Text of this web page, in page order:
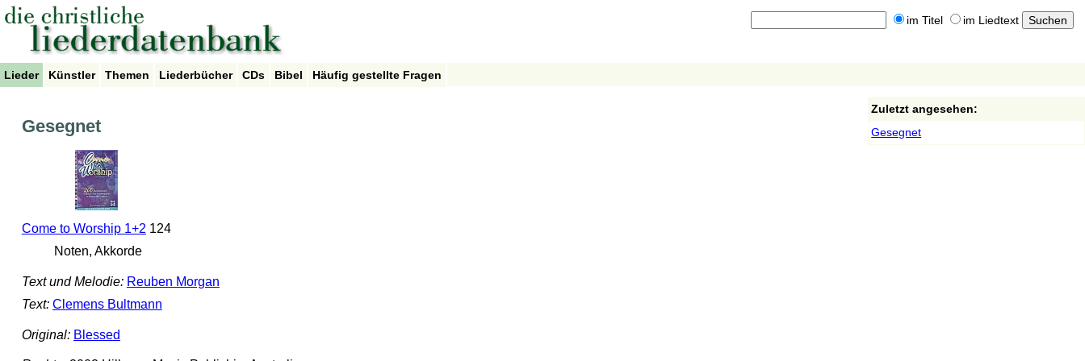
im Titel im Liedtext
Lieder Künstler Themen Liederbücher CDs Bibel Häufig gestellte Fragen
Gesegnet
Come to Worship 1+2124
Noten, Akkorde
Text und Melodie: Reuben Morgan
Text: Clemens Bultmann
Original: Blessed
Zuletzt angesehen:
Gesegnet